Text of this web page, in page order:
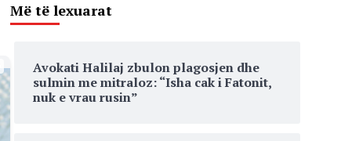
Më të lexuarat
Avokati Halilaj zbulon plagosjen dhe
sulmin me mitraloz: “Isha cak i Fatonit,
nuk e vrau rusin”